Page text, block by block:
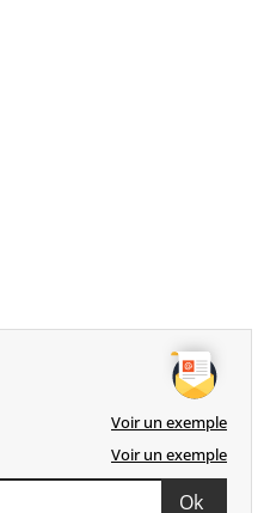
Voir un exemple
Voir un exemple